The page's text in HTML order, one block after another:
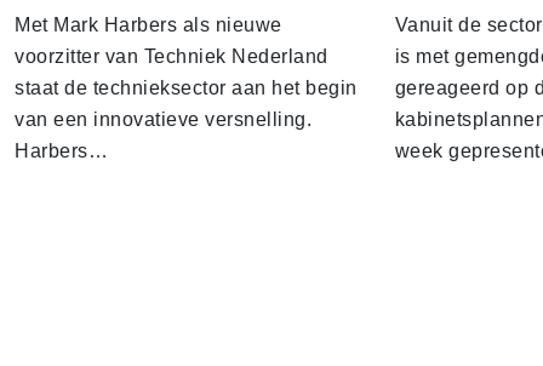
Met Mark Harbers als nieuwe
voorzitter van Techniek Nederland
staat de technieksector aan het begin
van een innovatieve versnelling.
Harbers…
Vanuit de
is met
gereageerd op
week